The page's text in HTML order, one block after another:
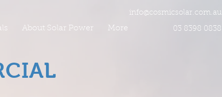
info@cosmicsolar.com.au
About Solar Power More 03 8398 0838